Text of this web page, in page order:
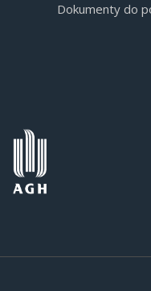
Dokumenty do